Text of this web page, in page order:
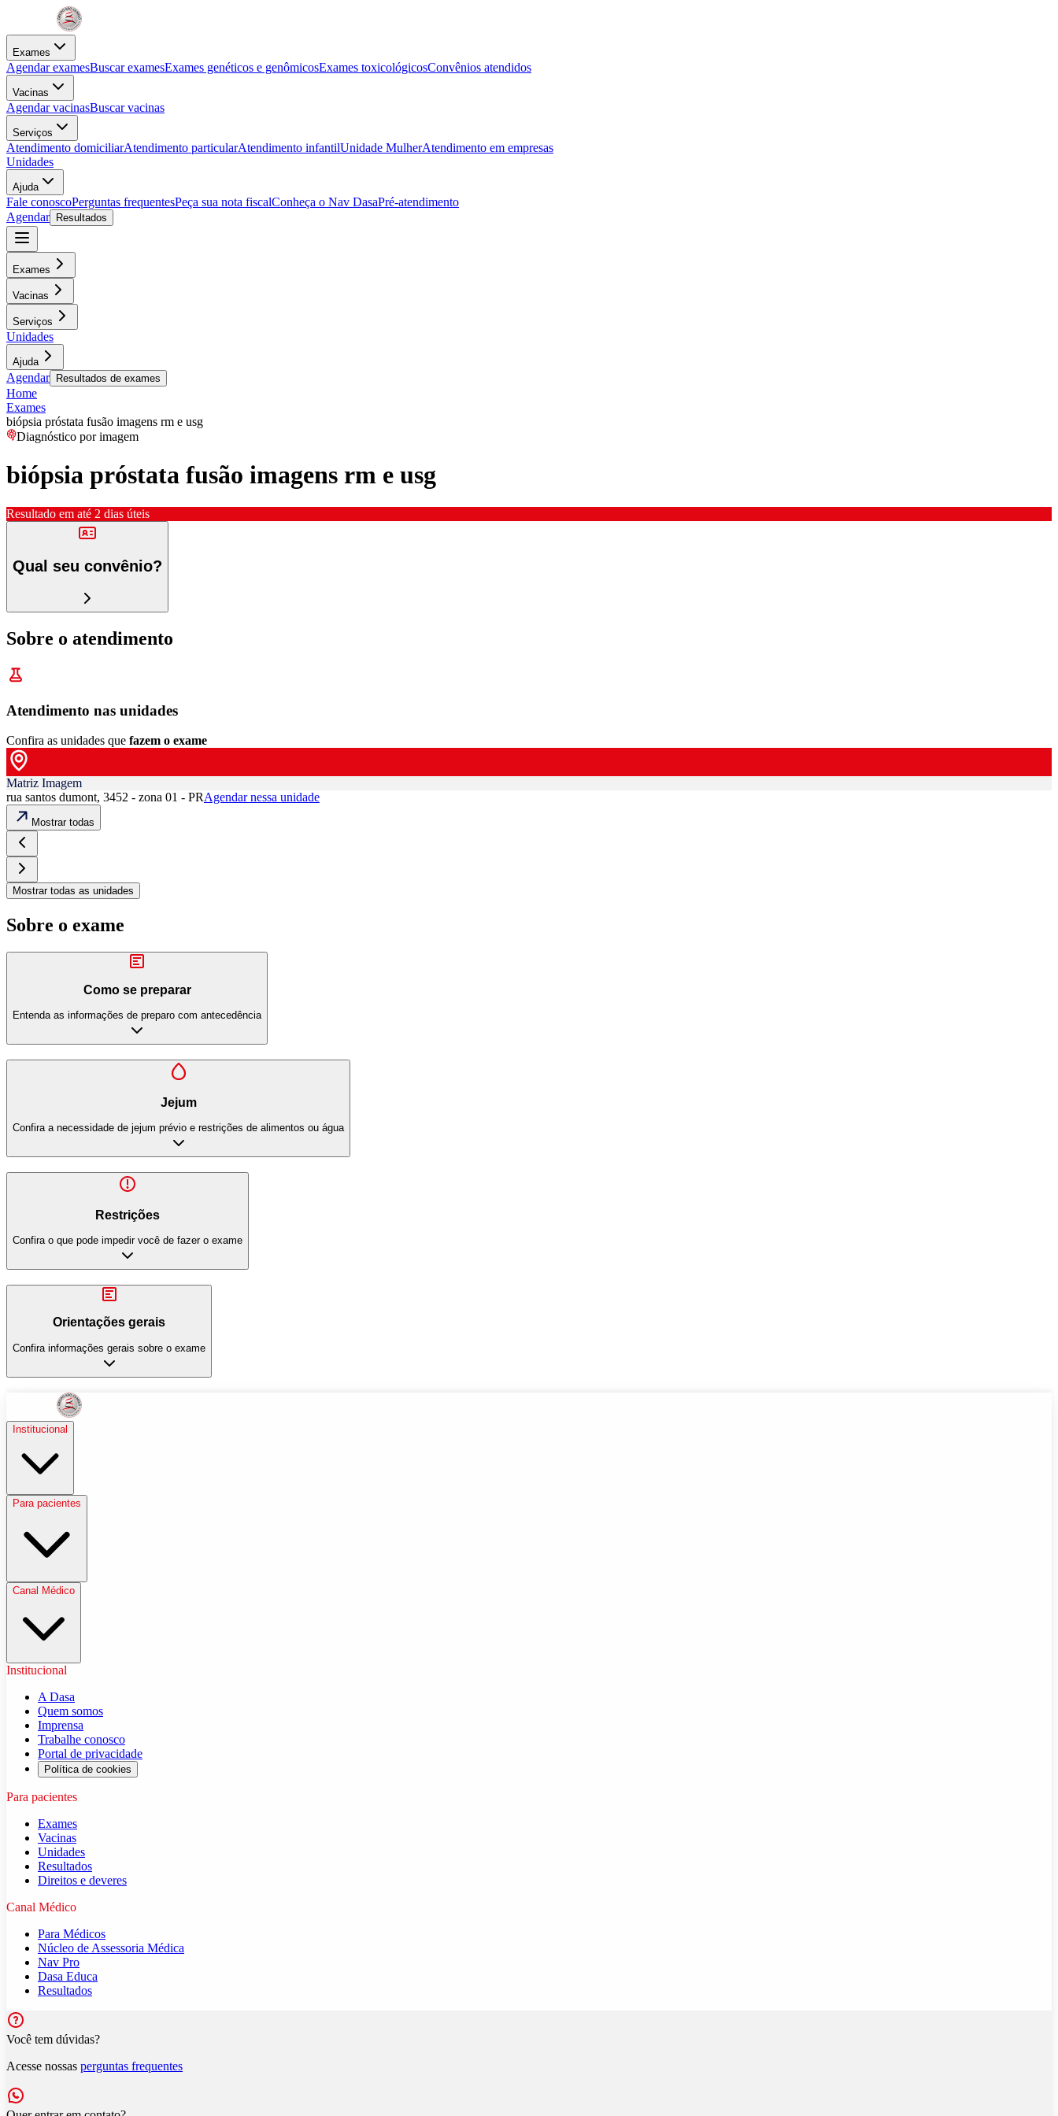
Exames
Agendar examesBuscar examesExames genéticos e genômicosExames toxicológicosConvênios atendidos
Vacinas
Agendar vacinasBuscar vacinas
Serviços
Atendimento domiciliarAtendimento particularAtendimento infantilUnidade MulherAtendimento em empresas
Unidades
Ajuda
Fale conoscoPerguntas frequentesPeça sua nota fiscalConheça o Nav DasaPré-atendimento
Agendar
Resultados
Exames
Vacinas
Serviços
Unidades
Ajuda
Agendar Resultados de exames
Home
Exames
biópsia próstata fusão imagens rm e usg
Diagnóstico por imagem
biópsia próstata fusão imagens rm e usg
Resultado em até 2 dias úteis
Qual seu convênio?
Sobre o atendimento
Atendimento nas unidades
Confira as unidades que fazem o exame
Matriz Imagem
rua santos dumont, 3452 - zona 01 - PRAgendar nessa unidade
Mostrar todas
Mostrar todas as unidades
Sobre o exame
Como se preparar
Entenda as informações de preparo com antecedência
Jejum
Confira a necessidade de jejum prévio e restrições de alimentos ou água
Restrições
Confira o que pode impedir você de fazer o exame
Orientações gerais
Confira informações gerais sobre o exame
Institucional
Para pacientes
Canal Médico
Institucional
A Dasa
Quem somos
Imprensa
Trabalhe conosco
Portal de privacidade
Política de cookies
Para pacientes
Exames
Vacinas
Unidades
Resultados
Direitos e deveres
Canal Médico
Para Médicos
Núcleo de Assessoria Médica
Nav Pro
Dasa Educa
Resultados
Você tem dúvidas?
Acesse nossas perguntas frequentes